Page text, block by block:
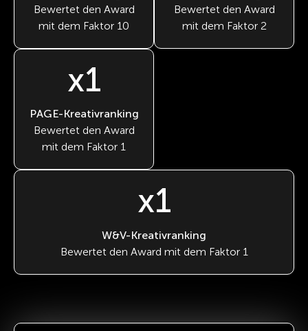
Bewertet den Award
mit dem Faktor 10
Bewertet den Award
mit dem Faktor 2
x1
PAGE-Kreativranking
Bewertet den Award
mit dem Faktor 1
x1
W&V-Kreativranking
Bewertet den Award mit dem Faktor 1